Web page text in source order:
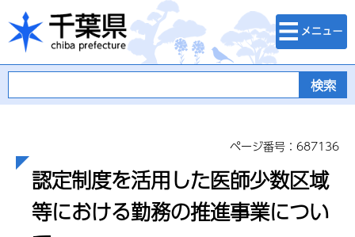
千葉県
検索・メニュ
ー
ページ番号：687136
認定制度を活用した医師少数区域
等における勤務の推進事業につい